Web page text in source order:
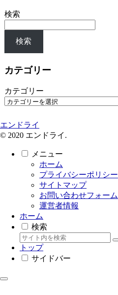
検索
検索
カテゴリー
カテゴリー
エンドライ
© 2020 エンドライ.
メニュー
ホーム
プライバシーポリシー
サイトマップ
お問い合わせフォーム
運営者情報
ホーム
検索
トップ
サイドバー